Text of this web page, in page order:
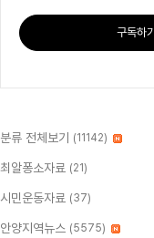
구독하기
분류 전체보기 (11142)
최알퐁소자료 (21)
시민운동자료 (37)
안양지역뉴스 (5575)